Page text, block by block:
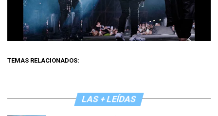
TEMAS RELACIONADOS:
LAS + LEÍDAS